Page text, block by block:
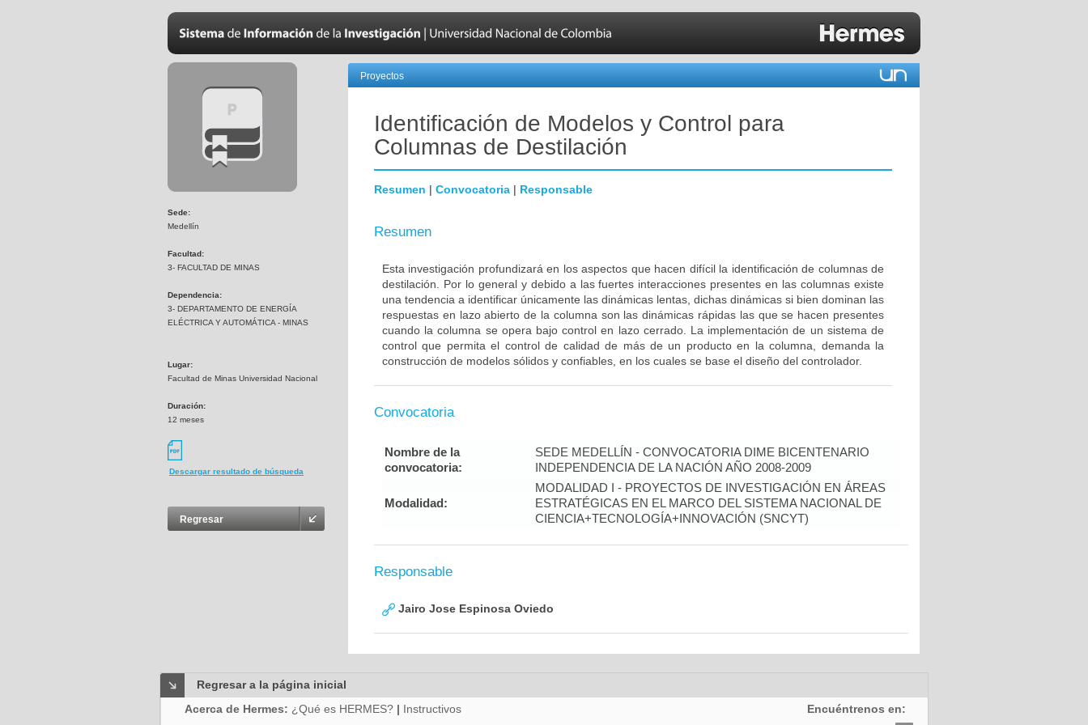
Sede:
Medellín
Facultad:
3- FACULTAD DE MINAS
Dependencia:
3- DEPARTAMENTO DE ENERGÍA
ELÉCTRICA Y AUTOMÁTICA - MINAS
Lugar:
Facultad de Minas Universidad Nacional
Duración:
12 meses
Descargar resultado de búsqueda
Regresar
Proyectos
Identificación de Modelos y Control para
Columnas de Destilación
Resumen | Convocatoria | Responsable
Resumen
Esta investigación profundizará en los aspectos que hacen difícil la identificación de columnas de
destilación. Por lo general y debido a las fuertes interacciones presentes en las columnas existe
una tendencia a identificar únicamente las dinámicas lentas, dichas dinámicas si bien dominan las
respuestas en lazo abierto de la columna son las dinámicas rápidas las que se hacen presentes
cuando la columna se opera bajo control en lazo cerrado. La implementación de un sistema de
control que permita el control de calidad de más de un producto en la columna, demanda la
construcción de modelos sólidos y confiables, en los cuales se base el diseño del controlador.
Convocatoria
Nombre de la
convocatoria:
SEDE MEDELLÍN - CONVOCATORIA DIME BICENTENARIO
INDEPENDENCIA DE LA NACIÓN AÑO 2008-2009
Modalidad:
MODALIDAD I - PROYECTOS DE INVESTIGACIÓN EN ÁREAS
ESTRATÉGICAS EN EL MARCO DEL SISTEMA NACIONAL DE
CIENCIA+TECNOLOGÍA+INNOVACIÓN (SNCYT)
Responsable
Jairo Jose Espinosa Oviedo
Regresar a la página inicial
Acerca de Hermes: ¿Qué es HERMES? | Instructivos Encuéntrenos en: